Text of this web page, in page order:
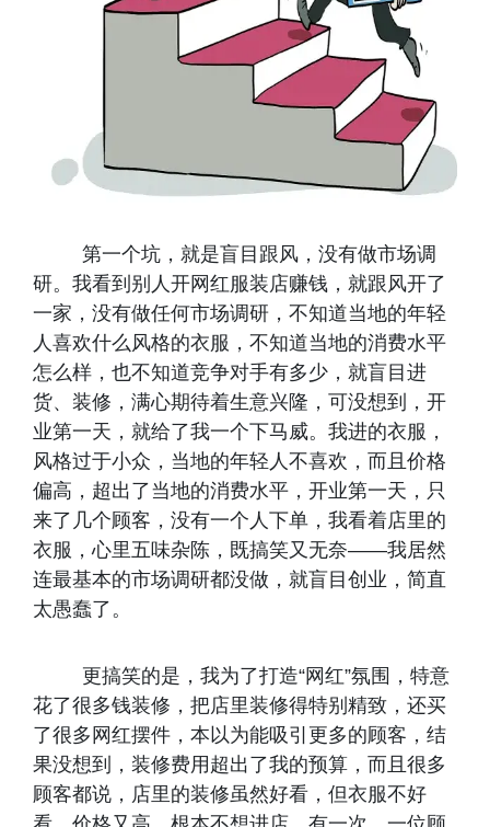
第一个坑，就是盲目跟风，没有做市场调
研。我看到别人开网红服装店赚钱，就跟风开了
一家，没有做任何市场调研，不知道当地的年轻
人喜欢什么风格的衣服，不知道当地的消费水平
怎么样，也不知道竞争对手有多少，就盲目进
货、装修，满心期待着生意兴隆，可没想到，开
业第一天，就给了我一个下马威。我进的衣服，
风格过于小众，当地的年轻人不喜欢，而且价格
偏高，超出了当地的消费水平，开业第一天，只
来了几个顾客，没有一个人下单，我看着店里的
衣服，心里五味杂陈，既搞笑又无奈——我居然
连最基本的市场调研都没做，就盲目创业，简直
太愚蠢了。
更搞笑的是，我为了打造“网红”氛围，特意
花了很多钱装修，把店里装修得特别精致，还买
了很多网红摆件，本以为能吸引更多的顾客，结
果没想到，装修费用超出了我的预算，而且很多
顾客都说，店里的装修虽然好看，但衣服不好